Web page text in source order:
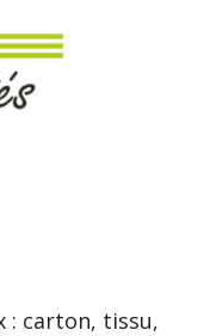
: carton, tissu,